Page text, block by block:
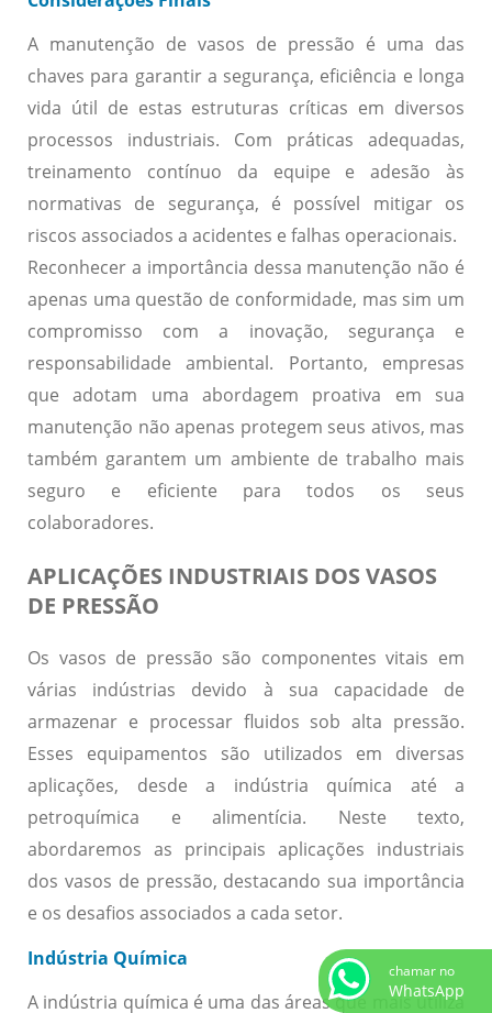
A manutenção de vasos de pressão é uma das
chaves para garantir a segurança, eficiência e longa
vida útil de estas estruturas críticas em diversos
processos industriais. Com práticas adequadas,
treinamento contínuo da equipe e adesão às
normativas de segurança, é possível mitigar os
riscos associados a acidentes e falhas operacionais.
Reconhecer a importância dessa manutenção não é
apenas uma questão de conformidade, mas sim um
compromisso com a inovação, segurança e
responsabilidade ambiental. Portanto, empresas
que adotam uma abordagem proativa em sua
manutenção não apenas protegem seus ativos, mas
também garantem um ambiente de trabalho mais
seguro e eficiente para todos os seus
colaboradores.
APLICAÇÕES INDUSTRIAIS DOS VASOS
DE PRESSÃO
Os vasos de pressão são componentes vitais em
várias indústrias devido à sua capacidade de
armazenar e processar fluidos sob alta pressão.
Esses equipamentos são utilizados em diversas
aplicações, desde a indústria química até a
petroquímica e alimentícia. Neste texto,
abordaremos as principais aplicações industriais
dos vasos de pressão, destacando sua importância
e os desafios associados a cada setor.
Indústria Química
A indústria química é uma das áreas que mais utiliza
chamar no
WhatsApp